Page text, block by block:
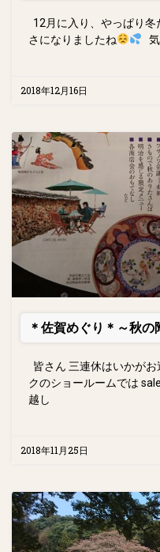
12月に入り、やっぱり
さになりましたね
2018年12月16日
＊佐賀めぐり＊～秋の
皆さん 三連休はいかが
クのショールームでは
越し
2018年11月25日